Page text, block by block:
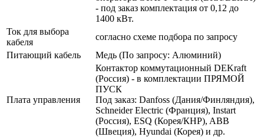
- под заказ комплектация от 0,12 до
1400 кВт.
Ток для выбора
кабеля
согласно схеме подбора по запросу
Питающий кабель
Медь (По запросу: Алюминий)
Плата управления
Контактор коммутационный DEKraft
(Россия) - в комплектации ПРЯМОЙ
ПУСК
Под заказ: Danfoss (Дания/Финляндия),
Schneider Electric (Франция), Instart
(Россия), ESQ (Корея/КНР), ABB
(Швеция), Hyundai (Корея) и др.